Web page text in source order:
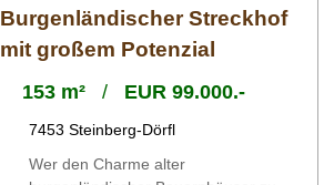
Burgenländischer Streckhof
mit großem Potenzial
153 m²/ EUR 99.000.-
7453 Steinberg-Dörfl
Wer den Charme alter